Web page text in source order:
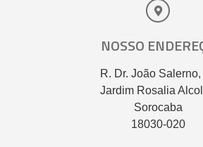
NOSSO
R. Dr. João Salerno,
Jardim Rosalia
Sorocaba
18030-020